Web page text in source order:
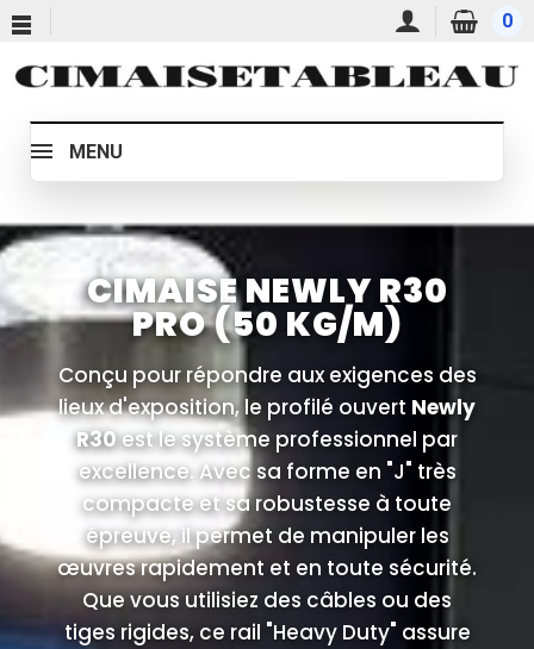
0
MENU
CIMAISE NEWLY R30
PRO (50 KG/M)
Conçu pour répondre aux exigences des
lieux d'exposition, le profilé ouvert Newly
R30est le système professionnel par
excellence. Avec sa forme en "J" très
compacte et sa robustesse à toute
épreuve, il permet de manipuler les
œuvres rapidement et en toute sécurité.
Que vous utilisiez des câbles ou des
tiges rigides, ce rail "Heavy Duty" assure